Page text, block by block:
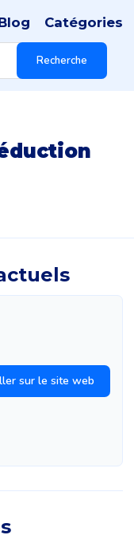
Recherche
Catégories
sur le site web